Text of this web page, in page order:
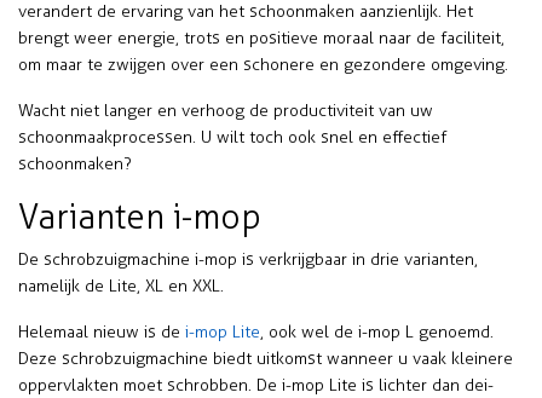
verandert de ervaring van het schoonmaken aanzienlijk. Het
brengt weer energie, trots en positieve moraal naar de faciliteit,
om maar te zwijgen over een schonere en gezondere omgeving.
Wacht niet langer en verhoog de productiviteit van uw
schoonmaakprocessen. U wilt toch ook snel en effectief
schoonmaken?
Varianten i-mop
De schrobzuigmachine i-mop is verkrijgbaar in drie varianten,
namelijk de Lite, XL en XXL.
Helemaal nieuw is de i-mop Lite, ook wel de i-mop L genoemd.
Deze schrobzuigmachine biedt uitkomst wanneer u vaak kleinere
oppervlakten moet schrobben. De i-mop Lite is lichter dan de i-